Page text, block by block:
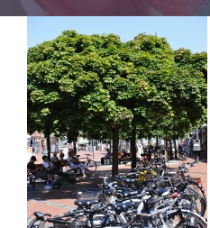
Impressionen
Über uns
SUCHE
NACH: